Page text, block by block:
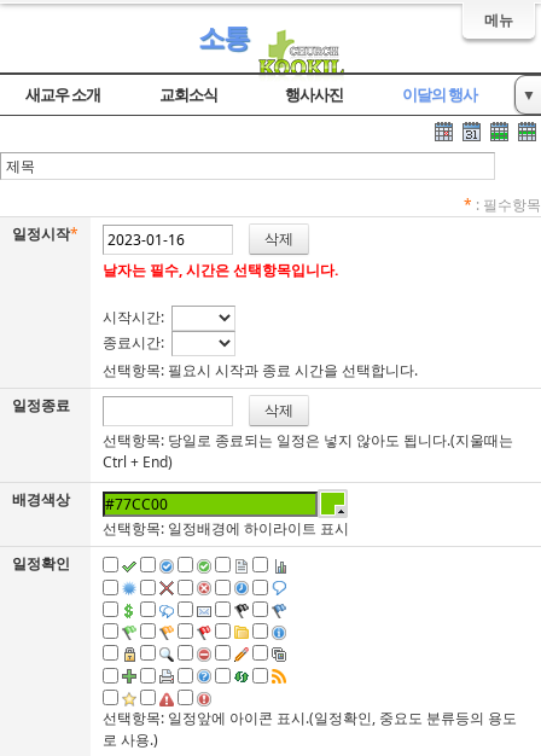
메뉴
소통
새교우 소개 교회소식 행사사진 이달의 행사 ▼
* : 필수항목
일정시작*
날자는 필수, 시간은 선택항목입니다.
시작시간:
종료시간:
선택항목: 필요시 시작과 종료 시간을 선택합니다.
일정종료
선택항목: 당일로 종료되는 일정은 넣지 않아도 됩니다.(지울때는
Ctrl + End)
배경색상
선택항목: 일정배경에 하이라이트 표시
일정확인
선택항목: 일정앞에 아이콘 표시.(일정확인, 중요도 분류등의 용도
로 사용.)